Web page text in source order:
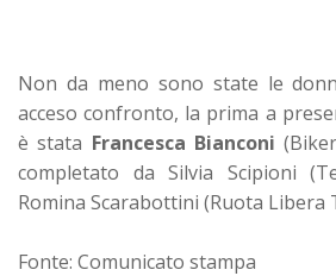
Non da meno sono state le
acceso confronto, la prima a
è stata Francesca Bianconi
completato da Silvia Scipioni
Romina Scarabottini (Ruota Libera
Fonte: Comunicato stampa